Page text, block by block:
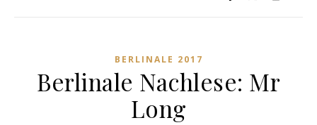
BERLINALE 2017
Berlinale Nachlese: Mr
Long